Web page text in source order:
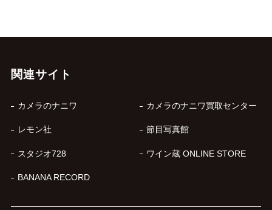
関連サイト
カメラのナニワ カメラのナニワ買取センター
レモン社 節目写真館
スタジオ728 ワイン蔵 ONLINE STORE
BANANA RECORD